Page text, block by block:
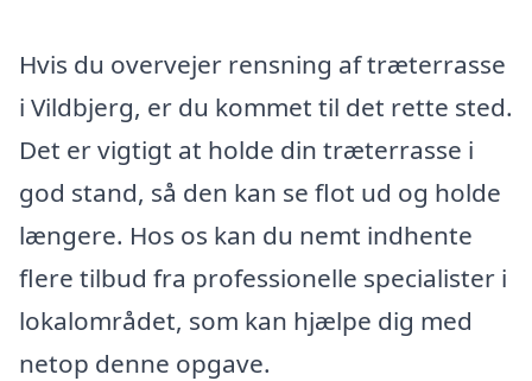
Hvis du overvejer rensning af træterrasse
i Vildbjerg, er du kommet til det rette sted.
Det er vigtigt at holde din træterrasse i
god stand, så den kan se flot ud og holde
længere. Hos os kan du nemt indhente
flere tilbud fra professionelle specialister i
lokalområdet, som kan hjælpe dig med
netop denne opgave.